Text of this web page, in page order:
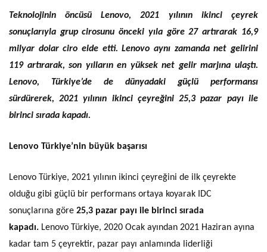
Teknolojinin öncüsü Lenovo, 2021 yılının ikinci çeyrek
sonuçlarıyla grup cirosunu önceki yıla göre 27 artırarak 16,9
milyar dolar ciro elde etti. Lenovo aynı zamanda net gelirini
119 artırarak, son yılların en yüksek net gelir marjına ulaştı.
Lenovo, Türkiye’de de dünyadaki güçlü performansı
sürdürerek, 2021 yılının ikinci çeyreğini 25,3 pazar payı ile
birinci sırada kapadı.
Lenovo Türkiye’nin büyük başarısı
Lenovo Türkiye, 2021 yılının ikinci çeyreğini de ilk çeyrekte
olduğu gibi güçlü bir performans ortaya koyarak IDC
sonuçlarına göre25,3 pazar payı ile birinci sırada
kapadı. Lenovo Türkiye, 2020 Ocak ayından 2021 Haziran ayına
kadar tam 5 çeyrektir, pazar payı anlamında liderliği